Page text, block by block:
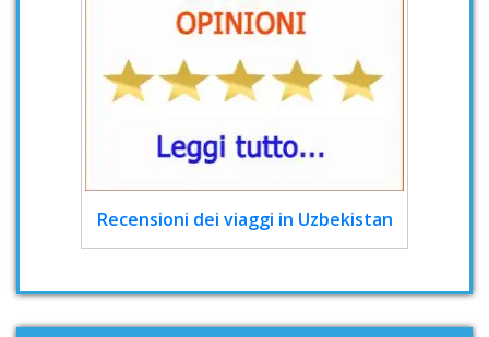
Recensioni dei viaggi in Uzbekistan